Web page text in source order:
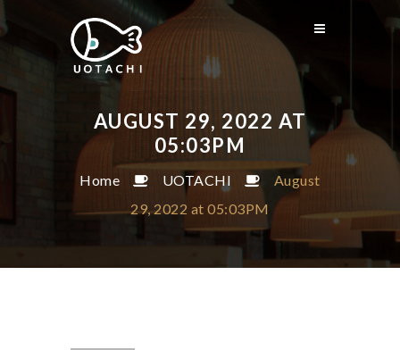
AUGUST 29, 2022 AT
05:03PM
Home UOTACHI
August
29, 2022 at 05:03PM